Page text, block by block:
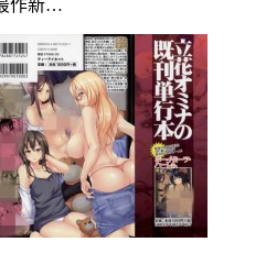
作新…